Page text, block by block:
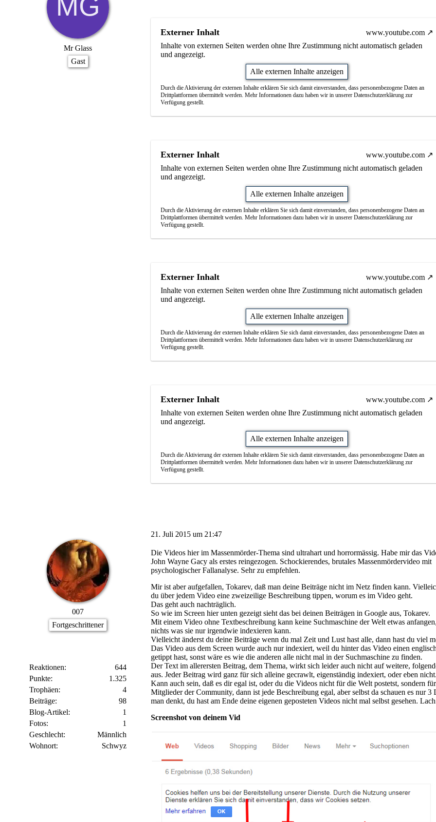
Mr Glass
Gast
Externer Inhalt
www.youtube.com
Inhalte von externen Seiten werden ohne Ihre Zustimmung nicht automatisch geladen
und angezeigt.
Alle externen Inhalte anzeigen
Durch die Aktivierung der externen Inhalte erklären Sie sich damit einverstanden, dass personenbezogene Daten an
Drittplattformen übermittelt werden. Mehr Informationen dazu haben wir in unserer Datenschutzerklärung zur
Verfügung gestellt.
Externer Inhalt
www.youtube.com
Inhalte von externen Seiten werden ohne Ihre Zustimmung nicht automatisch geladen
und angezeigt.
Alle externen Inhalte anzeigen
Durch die Aktivierung der externen Inhalte erklären Sie sich damit einverstanden, dass personenbezogene Daten an
Drittplattformen übermittelt werden. Mehr Informationen dazu haben wir in unserer Datenschutzerklärung zur
Verfügung gestellt.
Externer Inhalt
www.youtube.com
Inhalte von externen Seiten werden ohne Ihre Zustimmung nicht automatisch geladen
und angezeigt.
Alle externen Inhalte anzeigen
Durch die Aktivierung der externen Inhalte erklären Sie sich damit einverstanden, dass personenbezogene Daten an
Drittplattformen übermittelt werden. Mehr Informationen dazu haben wir in unserer Datenschutzerklärung zur
Verfügung gestellt.
Externer Inhalt
www.youtube.com
Inhalte von externen Seiten werden ohne Ihre Zustimmung nicht automatisch geladen
und angezeigt.
Alle externen Inhalte anzeigen
Durch die Aktivierung der externen Inhalte erklären Sie sich damit einverstanden, dass personenbezogene Daten an
Drittplattformen übermittelt werden. Mehr Informationen dazu haben wir in unserer Datenschutzerklärung zur
Verfügung gestellt.
007
Fortgeschrittener
Reaktionen
644
Punkte
1.325
Trophäen
4
Beiträge
98
Blog-Artikel
1
Fotos
1
Geschlecht
Männlich
Wohnort
Schwyz
21. Juli 2015 um 21:47
Die Videos hier im Massenmörder-Thema sind ultrahart und horrormässig. Habe mir das
John Wayne Gacy als erstes reingezogen. Schockierendes, brutales Massenmördervideo mit
psychologischer Fallanalyse. Sehr zu empfehlen.
Mir ist aber aufgefallen, Tokarev, daß man deine Beiträge nicht im Netz finden kann.
du über jedem Video eine zweizeilige Beschreibung tippen, worum es im Video geht.
Das geht auch nachträglich.
So wie im Screen hier unten gezeigt sieht das bei deinen Beiträgen in Google aus, Tokarev.
Mit einem Video ohne Textbeschreibung kann keine Suchmaschine der Welt etwas
nichts was sie nur irgendwie indexieren kann.
Vielleicht änderst du deine Beiträge wenn du mal Zeit und Lust hast alle, dann hast du viel
Das Video aus dem Screen wurde auch nur indexiert, weil du hinter das Video einen
getippt hast, sonst wäre es wie die anderen alle nicht mal in der Suchmaschine zu finden.
Der Text im allerersten Beitrag, dem Thema, wirkt sich leider auch nicht auf weitere,
aus. Jeder Beitrag wird ganz für sich alleine gecrawlt, eigenständig indexiert, oder eben
Kann auch sein, daß es dir egal ist, oder du die Videos nicht für die Welt postetst, sondern
Mitglieder der Community, dann ist jede Beschreibung egal, aber selbst da schauen es nur 3
man denkt, du hast am Ende deine eigenen geposteten Videos nicht mal selbst gesehen.
Screenshot von deinem Vid